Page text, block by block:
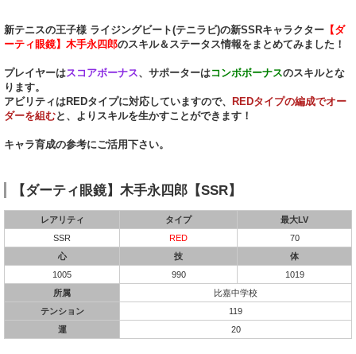
新テニスの王子様 ライジングビート(テニラビ)の新SSRキャラクター 【ダ
ーティ眼鏡】木手永四郎のスキル＆ステータス情報をまとめてみました！
プレイヤーはスコアボーナス、サポーターはコンボボーナスのスキルとな
ります。
アビリティはREDタイプに対応していますので、
REDタイプの編成でオー
ダーを組むと、よりスキルを生かすことができます！
キャラ育成の参考にご活用下さい。
【ダーティ眼鏡】木手永四郎【SSR】
レアリティ タイプ
最大LV
SSR
RED
70
心
技
体
1005
990
1019
所属
比嘉中学校
テンション
119
運
20